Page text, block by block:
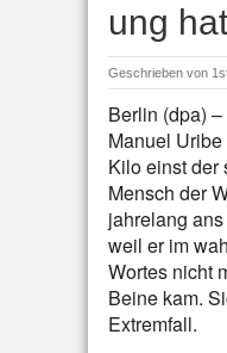
ung
Geschrieben von
Berlin (dpa)
Manuel
Kilo einst der
Mensch der
jahrelang
weil er im
Wortes nicht
Beine kam.
Extremfall.